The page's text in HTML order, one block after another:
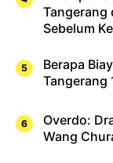
Tangerang
Sebelum
Berapa
Tangerang
Overdo:
Wang